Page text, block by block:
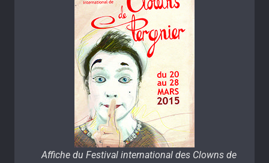
Affiche du Festival international des Clowns de